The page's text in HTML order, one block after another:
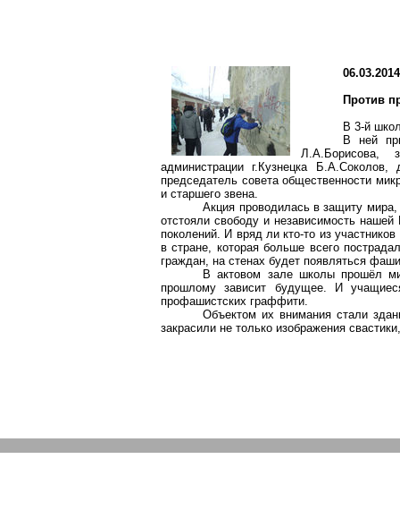
06.03.2014
Против
В 3-й
В ней
Л.А.Борисова,
администрации г.Кузнецка Б.А.Соколов,
председатель совета общественности
и старшего звена.
Акция проводилась в защиту
отстояли свободу и независимость
поколений. И вряд ли кто-то из
в стране, которая больше всего
граждан, на стенах будет появляться
В актовом зале школы прошёл
прошлому зависит будущее. И
профашистских граффити.
Объектом их внимания стали
закрасили не только изображения